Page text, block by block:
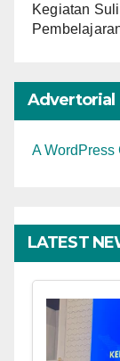
Kegiatan
Advertorial
A WordPress
LATEST